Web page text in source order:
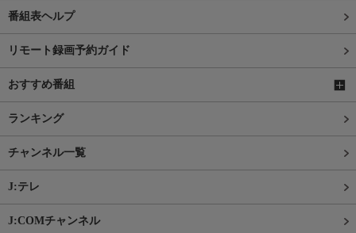
番組表ヘルプ
リモート録画予約ガイド
おすすめ番組
ランキング
チャンネル一覧
J:テレ
J:COMチャンネル